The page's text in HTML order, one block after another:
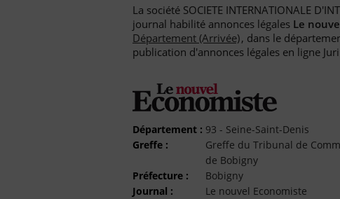
La société SOCIETE INTERNATIONALE
journal habilité annonces légales Le
Département (Arrivée), dans le
publication d'annonces légales en ligne
Département : 93 - Seine-Saint-Denis
Greffe :
Greffe du Tribunal de
de Bobigny
Préfecture :
Bobigny
Journal :
Le nouvel Economiste